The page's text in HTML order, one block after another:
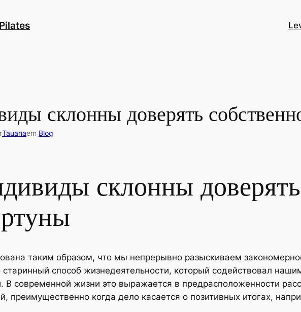
склонны доверять
Tauanaem Blog
склонны
таким образом, что мы непрерывно разыскиваем
старинный способ жизнедеятельности, который содействовал
В современной жизни это выражается в предрасположенности
преимущественно когда дело касается о позитивных итогах,